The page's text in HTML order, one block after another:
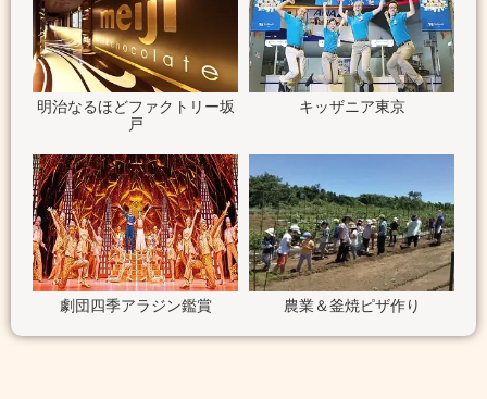
明治なるほどファクトリー坂
戸
キッザニア東京
劇団四季アラジン鑑賞 農業＆釜焼ピザ作り